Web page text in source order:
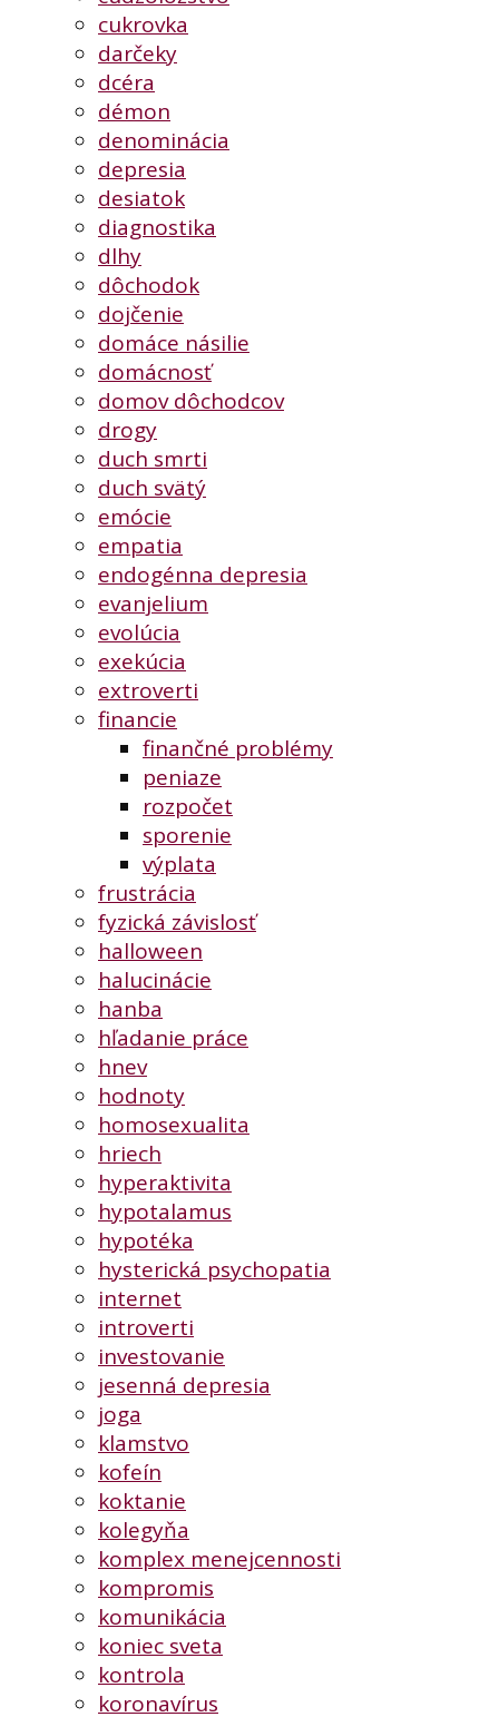
cukrovka
darčeky
dcéra
démon
denominácia
depresia
desiatok
diagnostika
dlhy
dôchodok
dojčenie
domáce násilie
domácnosť
domov dôchodcov
drogy
duch smrti
duch svätý
emócie
empatia
endogénna depresia
evanjelium
evolúcia
exekúcia
extroverti
financie
finančné problémy
peniaze
rozpočet
sporenie
výplata
frustrácia
fyzická závislosť
halloween
halucinácie
hanba
hľadanie práce
hnev
hodnoty
homosexualita
hriech
hyperaktivita
hypotalamus
hypotéka
hysterická psychopatia
internet
introverti
investovanie
jesenná depresia
joga
klamstvo
kofeín
koktanie
kolegyňa
komplex menejcennosti
kompromis
komunikácia
koniec sveta
kontrola
koronavírus